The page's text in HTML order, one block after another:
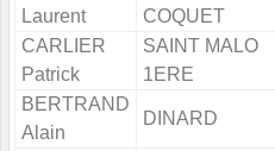
Laurent
COQUET
CARLIER
Patrick
SAINT MALO
1ERE
BERTRAND
Alain
DINARD